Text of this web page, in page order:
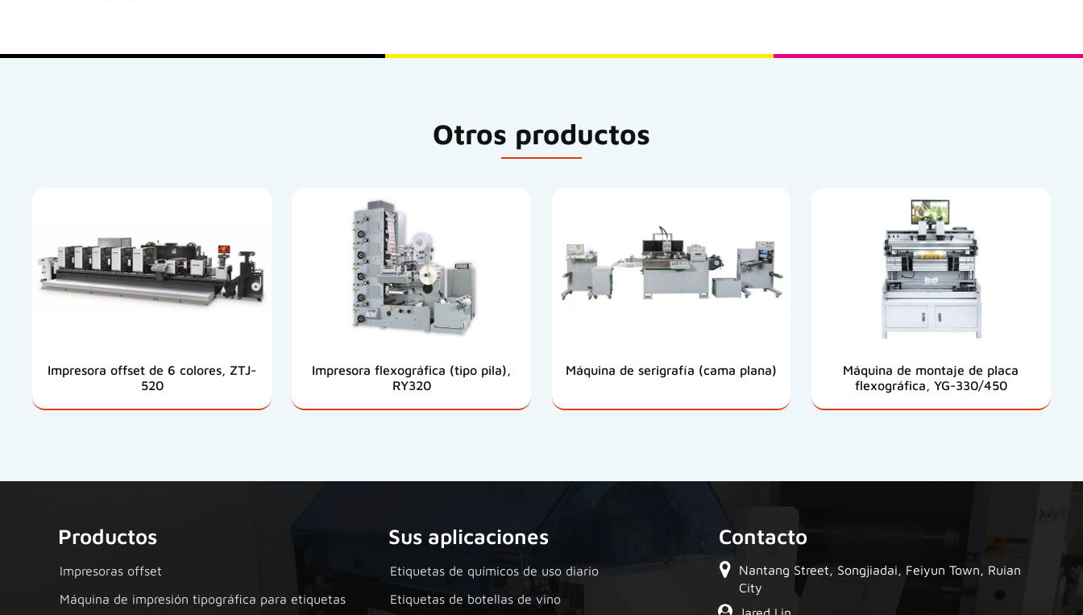
Otros productos
Impresora offset de 6 colores, ZTJ-
520
Impresora flexográfica (tipo pila),
RY320
Máquina de serigrafía (cama plana)
Máquina de montaje de placa
flexográfica, YG-330/450
Productos
Impresoras offset
Máquina de impresión tipográfica para etiquetas
Sus aplicaciones
Etiquetas de químicos de uso diario
Etiquetas de botellas de vino
Contacto
Nantang Street, Songjiadai, Feiyun Town, Ruian
City